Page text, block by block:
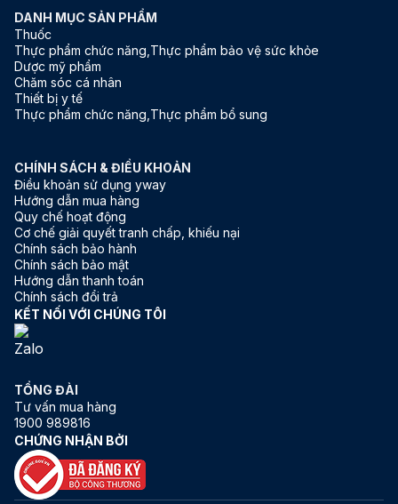
DANH MỤC SẢN PHẨM
Thuốc
Thực phẩm chức năng,Thực phẩm bảo vệ sức khỏe
Dược mỹ phẩm
Chăm sóc cá nhân
Thiết bị y tế
Thực phẩm chức năng,Thực phẩm bổ sung
CHÍNH SÁCH & ĐIỀU KHOẢN
Điều khoản sử dụng yway
Hướng dẫn mua hàng
Quy chế hoạt động
Cơ chế giải quyết tranh chấp, khiếu nại
Chính sách bảo hành
Chính sách bảo mật
Hướng dẫn thanh toán
Chính sách đổi trả
KẾT NỐI VỚI CHÚNG TÔI
TỔNG ĐÀI
Tư vấn mua hàng
1900 989816
CHỨNG NHẬN BỞI